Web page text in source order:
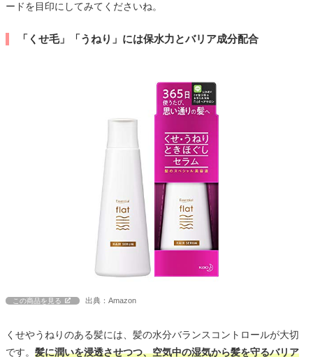
ードを目印にしてみてくださいね。
「くせ毛」「うねり」には保水力とバリア成分配合
この商品を見る 出典：Amazon
くせやうねりのある髪には、髪の水分バランスコントロールが大切
です。 髪に潤いを浸透させつつ、空気中の湿気から髪を守るバリア